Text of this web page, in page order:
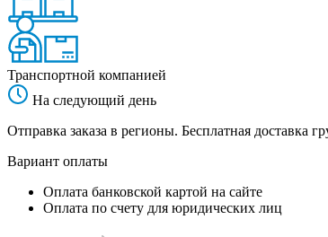
Транспортной компанией
На следующий день
Отправка заказа в регионы. Бесплатная
Вариант оплаты
Оплата банковской картой на сайте
Оплата по счету для юридических лиц